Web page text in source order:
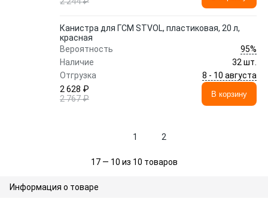
Канистра для ГСМ STVOL, пластиковая, 20 л,
красная
Вероятность
95%
Наличие
32 шт.
Отгрузка
8 - 10 августа
2 628 ₽
2 767 ₽
В корзину
1 2
17 — 10 из 10 товаров
Информация о товаре